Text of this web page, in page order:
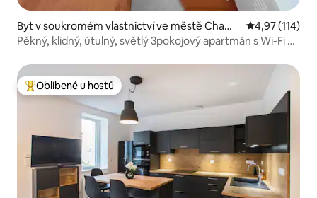
Byt v soukromém vlastnictví ve městě Chama
lières
Průměrné
4,97 (114)
Pěkný, klidný, útulný, světlý 3pokojový apartmán s Wi-Fi a
Nejlepší v kategorii Oblíbené u hostů
Oblíbené u hostů